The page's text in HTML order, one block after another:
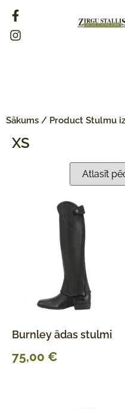
Sākums / Product Stulmu
XS
Burnley ādas stulmi
75,00 €